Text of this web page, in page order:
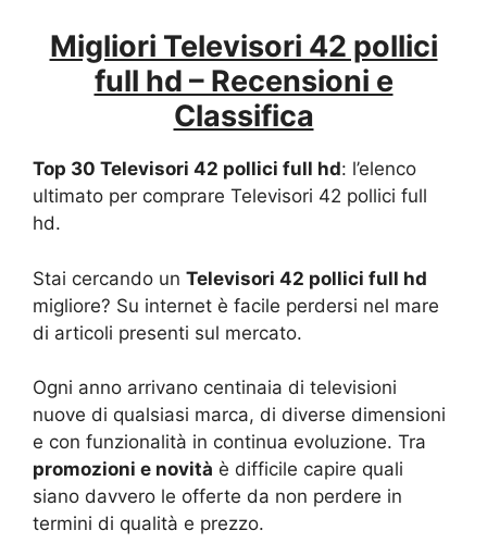
Migliori Televisori 42 pollici
full hd – Recensioni e
Classifica
Top 30 Televisori 42 pollici full hd: l’elenco
ultimato per comprare Televisori 42 pollici full
hd.
Stai cercando un Televisori 42 pollici full hd
migliore? Su internet è facile perdersi nel mare
di articoli presenti sul mercato.
Ogni anno arrivano centinaia di televisioni
nuove di qualsiasi marca, di diverse dimensioni
e con funzionalità in continua evoluzione. Tra
promozioni e novità è difficile capire quali
siano davvero le offerte da non perdere in
termini di qualità e prezzo.